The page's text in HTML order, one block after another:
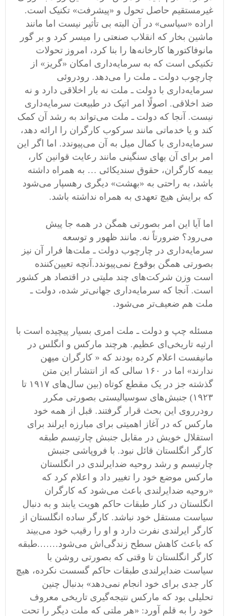
غیرمستقیم حاصل تحول و «پیشرفت» تکنیک است.
اراده «سیاسی» در آن البته بی تأثیر نیست اما مانند
ماشین بخار که انقلاب صنعتی را میسر کرد و بر گور
مانوفاکتورها کارخانه‌ها را بنا کرد، امروز تحولات
تکنیکی است که به سرمایه‌داری امکان «گریز» از
چارچوب دولت ـ ملت را می‌دهد. رودروئی
سرمایه‌داری با دولت ـ ملت نه بار اخلاقی دارد و نه
ضد اخلاقی. اصولًا امر اتیک در طبیعت سرمایه‌داری
نیست. آنجا که دولت ـ ملت می‌تواند به رشد آن کمک
کند و یا خدماتی مانند سرکوب کارگران را ارائه دهد،
سرمایه‌داری با کمال میل به آن می‌پیوندد. اما اگر این
امر برای آن بهای سنگینی مانند رعایت قوانین کار،
بیمه کارگران، حقوق سندیکائی … به همراه داشته
باشد، به راحتی به «بهشت» دیگری رهسپار می‌شود
که برایش هیچ تعهدی به همراه نداشته باشد.
اما آیا این امر بصورتی همگن در همه جا پیش
می‌رود؟ ضرورتاً نه. مانند ظهور و توسعه
سرمایه‌داری در چارچوب دولت ـ ملت‌ها فرار آن نیز
بصورتی همگن بوقوع نمی‌پیوندد.آنچه تعیین‌کننده
است وزن شرکت‌های چند ملیتی در اقتصاد هر کشور
است. آنجا که سرمایه‌داری جهانی‌تر شده، دولت ـ
ملت هم ضعیف‌تر می‌شود.
مسئله چپ و دولت ـ ملت امری بسیار پیچیده است با
ارثیه تاریخی‌ای عظیم. هرچند مارکس و انگلس در
مانیفست اعلام کرده بودند که « کارگران میهن
ندارند» اما در ١۶٠ سالی که از انتشار این متن
گذشته جز در یک مقطع کوتاه (بین سال‌های ١٩١٧ تا
١٩٢٣) جنبش‌های سوسیالیستی بصورتی مکرر
رودرروی این بحث قرار گرفتند. قبل از همه خود
مارکس که در آغاز اهمیتی برای مبارزه ایرلند برای
استقلال خویش در مقابل جنبش چارتیسم طبقه
کارگر انگلستان قائل نبود. با فروپاشی جنبش
چارتیسم و رشد روحیه ضدایرلندی در انگلستان
مارکس موضع خود را تغییر داد و اعلام کرد که
«روحیه ضدایرلندی باعث می‌شود که کارگران
انگلستان در کنار طبقات حاکم هویت یابند و به دنبال
سیاست مستقل خود نباشد. کارگر ساده انگلستان از
کارگر ایرلندی نفرت دارد و او را رقیب خود می‌بیند
که باعث کاهش سطح زندگی‌اش می‌شود…….طبقه
کارگر انگلستان تا وقتی که بصورتی روشن با
سیاست ضدایرلندی طبقات حاکم گسست نکرده، هیچ
کار جدی برای خود انجام نمی‌دهد» بدنبال چنین
تحلیلی بود که مارکس نتیجه‌گیری تاریخی معروف
خود را به قلم آورد: «هر ملتی که ملت دیگر را تحت